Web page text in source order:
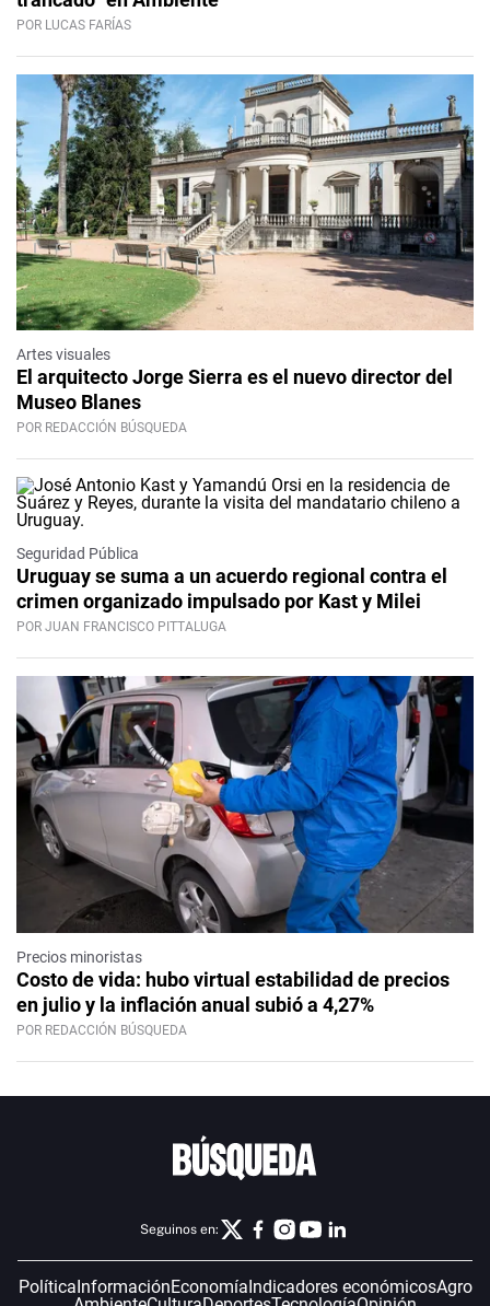
POR LUCAS FARÍAS
Artes visuales
El arquitecto Jorge Sierra es el nuevo director del
Museo Blanes
POR REDACCIÓN BÚSQUEDA
Seguridad Pública
Uruguay se suma a un acuerdo regional contra el
crimen organizado impulsado por Kast y Milei
POR JUAN FRANCISCO PITTALUGA
Precios minoristas
Costo de vida: hubo virtual estabilidad de precios
en julio y la inflación anual subió a 4,27%
POR REDACCIÓN BÚSQUEDA
Seguinos en:
PolíticaInformaciónEconomíaIndicadores económicosAgro